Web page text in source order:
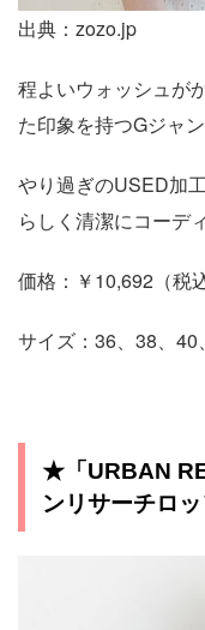
出典：zozo.jp
程よいウォッシュが
た印象を持つGジャン
やり過ぎのUSED加
らしく清潔にコーデ
価格：￥10,692（税込
サイズ：36、38、40
★「URBAN
ンリサーチロ